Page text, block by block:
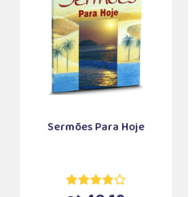
Sermões Para Hoje